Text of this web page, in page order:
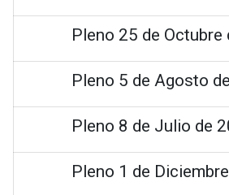
Pleno 25 de Octubre
Pleno 5 de Agosto
Pleno 8 de Julio de
Pleno 1 de